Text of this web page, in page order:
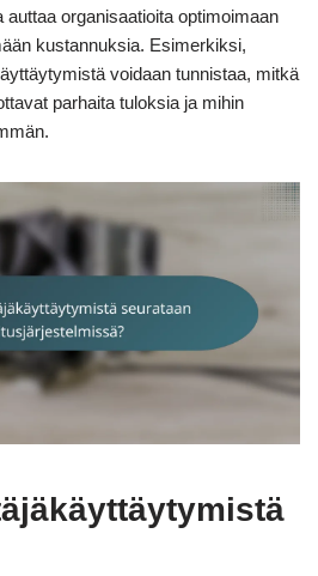
organisaatioita optimoimaan
kustannuksia. Esimerkiksi,
voidaan tunnistaa, mitkä
parhaita tuloksia ja mihin